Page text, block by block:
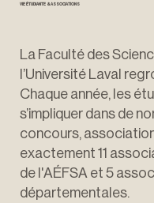
VIE ÉTUDIANTE & ASSOCIATIONS
La Faculté des
l’Université Laval
Chaque année, les
s’impliquer dans de
concours,
exactement 11
de l'AÉFSA et 5
départementales.